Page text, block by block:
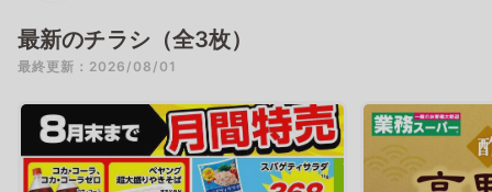
最新のチラシ（全3枚）
最終更新：2026/08/01